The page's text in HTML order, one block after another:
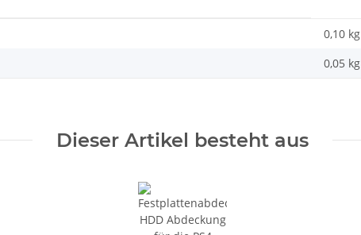
0,10 kg
0,05 kg
Dieser Artikel besteht aus